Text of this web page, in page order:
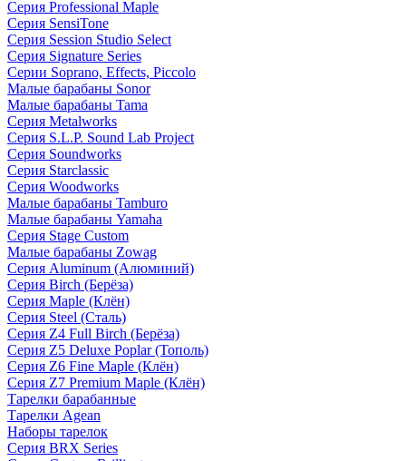
Серия Professional Maple
Серия SensiTone
Серия Session Studio Select
Серия Signature Series
Серии Soprano, Effects, Piccolo
Малые барабаны Sonor
Малые барабаны Tama
Серия Metalworks
Серия S.L.P. Sound Lab Project
Серия Soundworks
Серия Starclassic
Серия Woodworks
Малые барабаны Tamburo
Малые барабаны Yamaha
Серия Stage Custom
Малые барабаны Zowag
Серия Aluminum (Алюминий)
Серия Birch (Берёза)
Серия Maple (Клён)
Серия Steel (Сталь)
Серия Z4 Full Birch (Берёза)
Серия Z5 Deluxe Poplar (Тополь)
Серия Z6 Fine Maple (Клён)
Серия Z7 Premium Maple (Клён)
Тарелки барабанные
Тарелки Agean
Наборы тарелок
Серия BRX Series